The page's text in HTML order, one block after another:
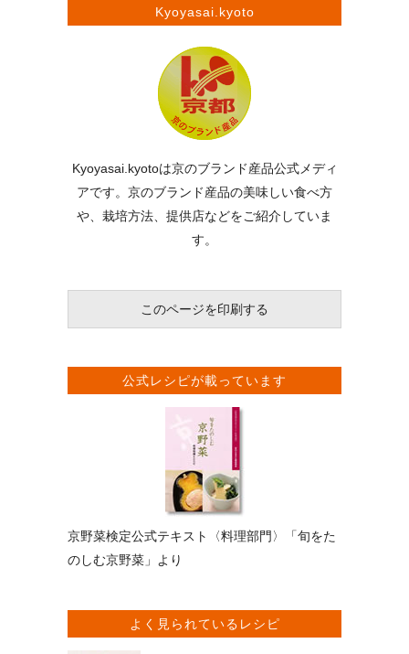
Kyoyasai.kyoto
Kyoyasai.kyotoは京のブランド産品公式メディ
アです。京のブランド産品の美味しい食べ方
や、栽培方法、提供店などをご紹介していま
す。
このページを印刷する
公式レシピが載っています
京野菜検定公式テキスト〈料理部門〉「旬をた
のしむ京野菜」より
よく見られているレシピ